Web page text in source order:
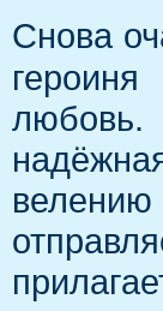
Снова
любовь.